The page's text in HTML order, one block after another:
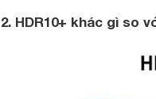
2. HDR10+ khác gì so